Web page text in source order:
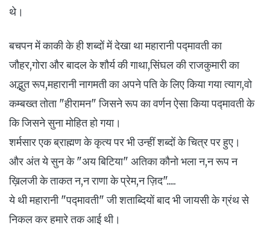
थे।
बचपन में काकी के ही शब्दों में देखा था महारानी पद्मावती का
जौहर,गोरा और बादल के शौर्य की गाथा,सिंघल की राजकुमारी का
अद्भुत रूप,महारानी नागमती का अपने पति के लिए किया गया त्याग,वो
कम्बख्त तोता "हीरामन" जिसने रूप का वर्णन ऐसा किया पद्मावती के
कि जिसने सुना मोहित हो गया।
शर्मसार एक ब्राह्मण के कृत्य पर भी उन्हीं शब्दों के चित्र पर हुए।
और अंत ये सुन के "अय बिटिया" अतिका कौनो भला न,न रूप न
ख़िलजी के ताकत न,न राणा के प्रेम,न ज़िद".....
ये थी महारानी "पद्मावती" जी शताब्दियों बाद भी जायसी के ग्रंथ से
निकल कर हमारे तक आई थी।